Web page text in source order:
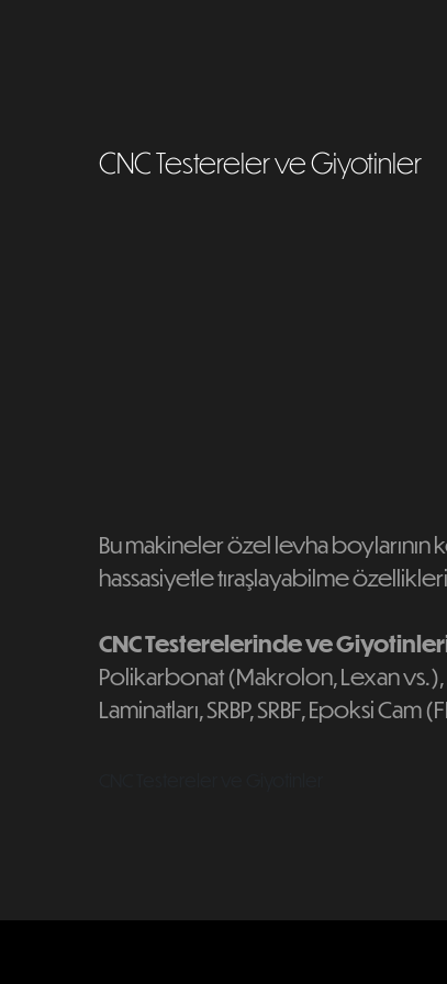
CNC Testereler ve Giyotinler
Bu makineler özel levha boylarının
hassasiyetle tıraşlayabilme
CNC Testerelerinde ve
Polikarbonat (Makrolon, Lexan vs.),
Laminatları, SRBP, SRBF, Epoksi